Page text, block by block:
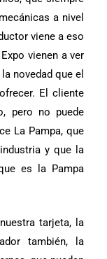
a nivel
viene a eso
vienen a ver
novedad que el
El cliente
pero no puede
La Pampa, que
y que la
es la Pampa
tarjeta, la
también, la